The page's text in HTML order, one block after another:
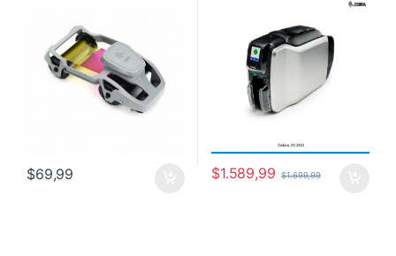
$69,99 $1.589,99 $1.699,99